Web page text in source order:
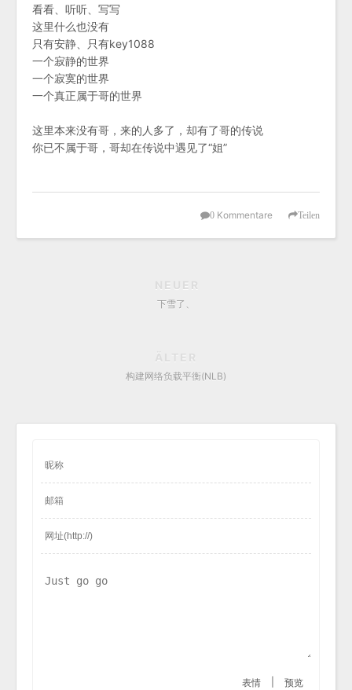
看看、听听、写写
这里什么也没有
只有安静、只有key1088
一个寂静的世界
一个寂寞的世界
一个真正属于哥的世界
这里本来没有哥，来的人多了，却有了哥的传说
你已不属于哥，哥却在传说中遇见了“姐”
Teilen
0 Kommentare
NEUER
下雪了、
ÄLTER
构建网络负载平衡(NLB)
表情 预览